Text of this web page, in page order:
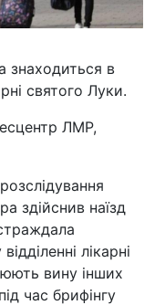
знаходиться в
святого Луки.
ЛМР,
здійснив наїзд
лікарні
вину інших
час брифінгу